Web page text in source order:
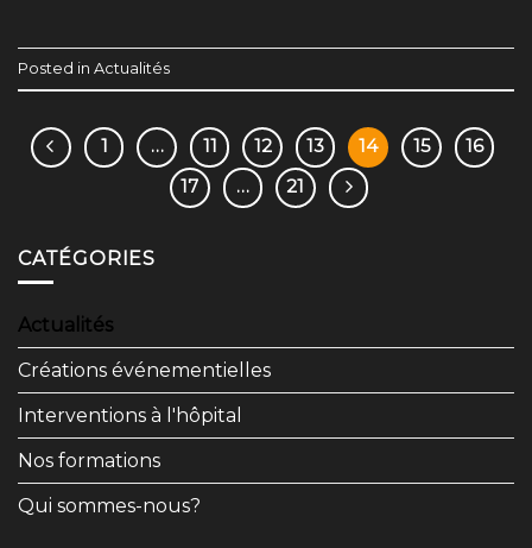
Posted in Actualités
1 … 11 12 13 14 15
16
17
… 21
CATÉGORIES
Actualités
Créations événementielles
Interventions à l'hôpital
Nos formations
Qui sommes-nous?